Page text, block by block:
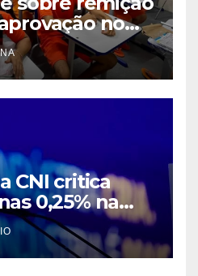
no
CNI critica
0,25% na
diz que
asfixiando a